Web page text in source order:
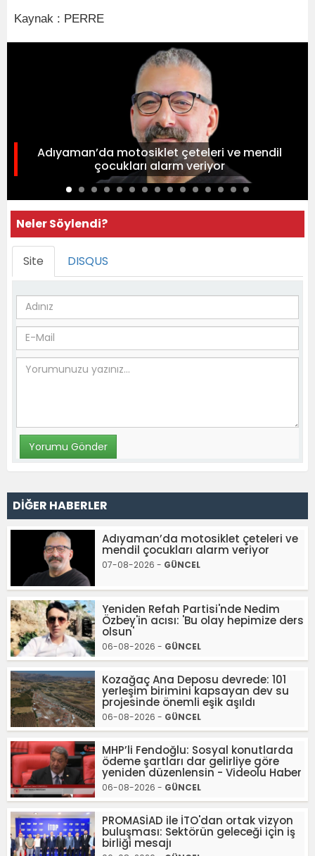
Kaynak : PERRE
Adıyaman’da motosiklet çeteleri ve mendil
çocukları alarm veriyor
Neler Söylendi?
Site DISQUS
DİĞER HABERLER
Adıyaman’da motosiklet çeteleri ve
mendil çocukları alarm veriyor
07-08-2026 - GÜNCEL
Yeniden Refah Partisi'nde Nedim
Özbey'in acısı: 'Bu olay hepimize ders
olsun'
06-08-2026 - GÜNCEL
Kozağaç Ana Deposu devrede: 101
yerleşim birimini kapsayan dev su
projesinde önemli eşik aşıldı
06-08-2026 - GÜNCEL
MHP’li Fendoğlu: Sosyal konutlarda
ödeme şartları dar gelirliye göre
yeniden düzenlensin - Videolu Haber
06-08-2026 - GÜNCEL
PROMASİAD ile İTO'dan ortak vizyon
buluşması: Sektörün geleceği için iş
birliği mesajı